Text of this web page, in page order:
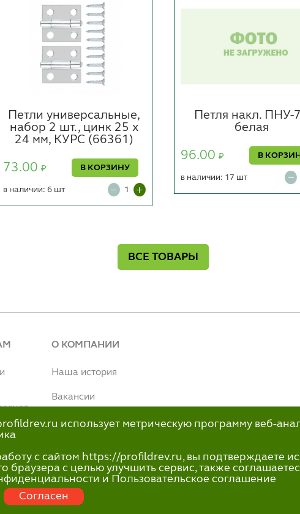
Петли универсальные,
набор 2 шт., цинк 25 х
24 мм, КУРС (66361)
73.00 ₽ В КОРЗИНУ
в наличии: 6 шт
Петля накл. ПНУ-
белая
96.00 ₽ В
в наличии: 17 шт
ВСЕ ТОВАРЫ
ш.,
40-80
О КОМПАНИИ
Наша история
Вакансии
Наше производство
использует метрическую программу веб-
с сайтом https://profildrev.ru, вы подтверждаете
браузера с целью улучшить сервис, также
и Пользовательское соглашение
Согласен